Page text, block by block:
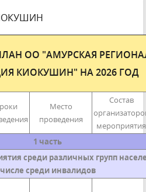
ОО "АМУРСКАЯ
КИОКУШИН" НА 2026 ГОД
Место
проведения
Состав
мероприятия
1 часть
среди различных групп
числе среди инвалидов